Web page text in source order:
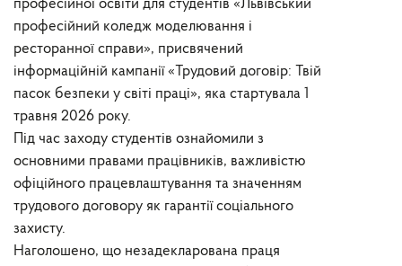
професійної освіти для студентів «Львівський
професійний коледж моделювання і
ресторанної справи», присвячений
інформаційній кампанії «Трудовий договір: Твій
пасок безпеки у світі праці», яка стартувала 1
травня 2026 року.
Під час заходу студентів ознайомили з
основними правами працівників, важливістю
офіційного працевлаштування та значенням
трудового договору як гарантії соціального
захисту.
Наголошено, що незадекларована праця